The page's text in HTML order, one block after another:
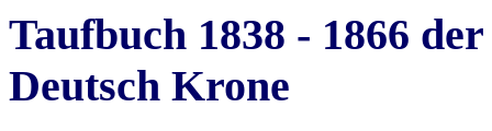
Taufbuch 1838 - 1866
Deutsch Krone